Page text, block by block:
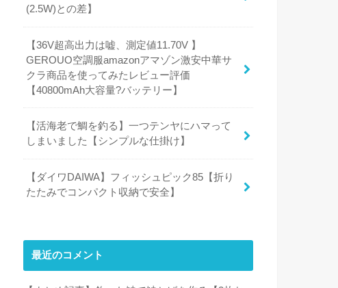
(2.5W)との差】
【36V超高出力は嘘、測定値11.70V 】
GEROUO空調服amazonアマゾン激安中華サ
クラ商品を使ってみたレビュー評価
【40800mAh大容量?バッテリー】
【活海老で鯛を釣る】一つテンヤにハマって
しまいました【シンプルな仕掛け】
【ダイワDAIWA】フィッシュピック85【折り
たたみでコンパクト収納で安全】
最近のコメント